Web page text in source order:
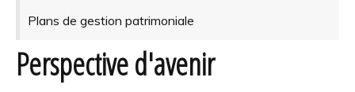
Plans de gestion patrimoniale
Perspective d'avenir